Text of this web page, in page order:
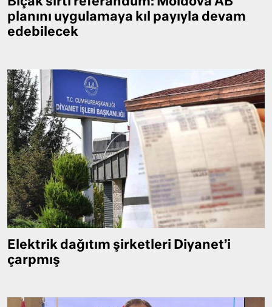
planını uygulamaya kıl payıyla devam
edebilecek
Elektrik dağıtım şirketleri Diyanet’i
çarpmış